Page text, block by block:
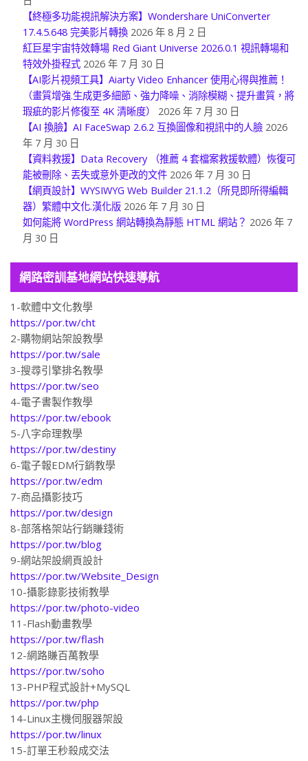
【終極多功能視訊解決方案】Wondershare UniConverter
17.4.5.648 完美影片轉換 2026 年 8 月 2 日
紅巨星宇宙特效轉場 Red Giant Universe 2026.0.1 視訊轉場和
特效外掛程式 2026 年 7 月 30 日
【AI影片視頻工具】Aiarty Video Enhancer 使用心得與推薦！
（畫質增強.生成更多細節、強力降噪、消除模糊、提升畫質，將
瑕疵的影片修復至 4K 清晰度）
2026 年 7 月 30 日
【AI 換臉】AI FaceSwap 2.6.2 互換圖像和視訊中的人臉 2026
年 7 月 30 日
【資料救援】Data Recovery （推薦 4 套檔案救援軟體）恢復可
能被刪除、丟失或意外更改的文件 2026 年 7 月 30 日
【網頁設計】WYSIWYG Web Builder 21.1.2（所見即所得編輯
器）繁體中文化.漢化版 2026 年 7 月 30 日
如何能將 WordPress 網站轉換為靜態 HTML 網站？ 2026 年 7
月 30 日
網路密訓基地網站快速導航
1-軟體中文化教學
https://por.tw/cht
2-購物網站架設教學
https://por.tw/sale
3-搜尋引擎排名教學
https://por.tw/seo
4-電子書製作教學
https://por.tw/ebook
5-八字命理教學
https://por.tw/destiny
6-電子報EDM行銷教學
https://por.tw/edm
7-商品攝影技巧
https://por.tw/design
8-部落格架站行銷賺錢術
https://por.tw/blog
9-網站架設網頁設計
https://por.tw/Website_Design
10-攝影錄影技術教學
https://por.tw/photo-video
11-Flash動畫教學
https://por.tw/flash
12-網路賺百萬教學
https://por.tw/soho
13-PHP程式設計+MySQL
https://por.tw/php
14-Linux主機伺服器架設
https://por.tw/linux
15-訂單王秒殺成交法